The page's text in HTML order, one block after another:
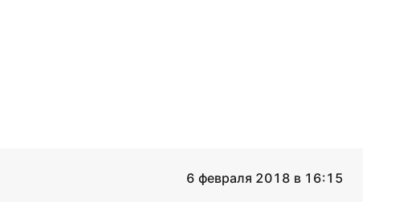
6 февраля 2018 в 16:15